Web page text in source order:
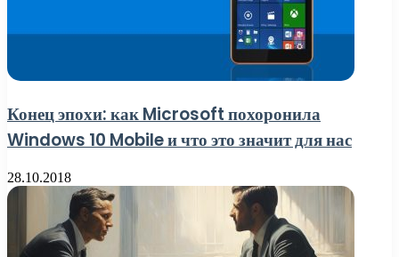
Конец эпохи: как Microsoft похоронила
Windows 10 Mobile и что это значит для нас
28.10.2018